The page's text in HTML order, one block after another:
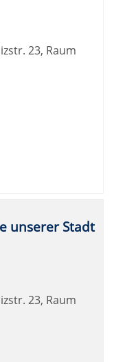
23, Raum
unserer Stadt
23, Raum